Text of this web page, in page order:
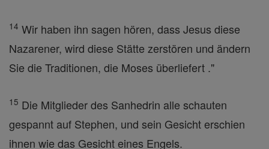
14 Wir haben ihn sagen hören, dass Jesus diese
Nazarener, wird diese Stätte zerstören und ändern
Sie die Traditionen, die Moses überliefert ."
15 Die Mitglieder des Sanhedrin alle schauten
gespannt auf Stephen, und sein Gesicht erschien
ihnen wie das Gesicht eines Engels.